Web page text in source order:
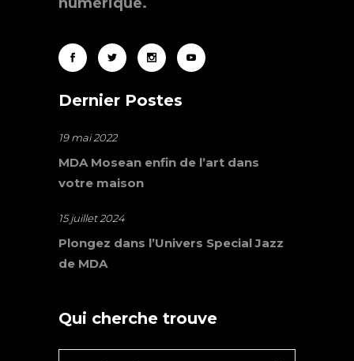
Dernier Postes
19 mai 2022
MDA Mosean enfin de l’art dans
votre maison
15 juillet 2024
Plongez dans l’Univers Special Jazz
de MDA
Qui cherche trouve